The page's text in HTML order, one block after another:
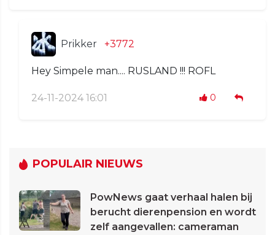
Prikker +3772
Hey Simpele man.... RUSLAND !!! ROFL
24-11-2024 16:01 0
POPULAIR NIEUWS
PowNews gaat verhaal halen bij
berucht dierenpension en wordt
zelf aangevallen: cameraman